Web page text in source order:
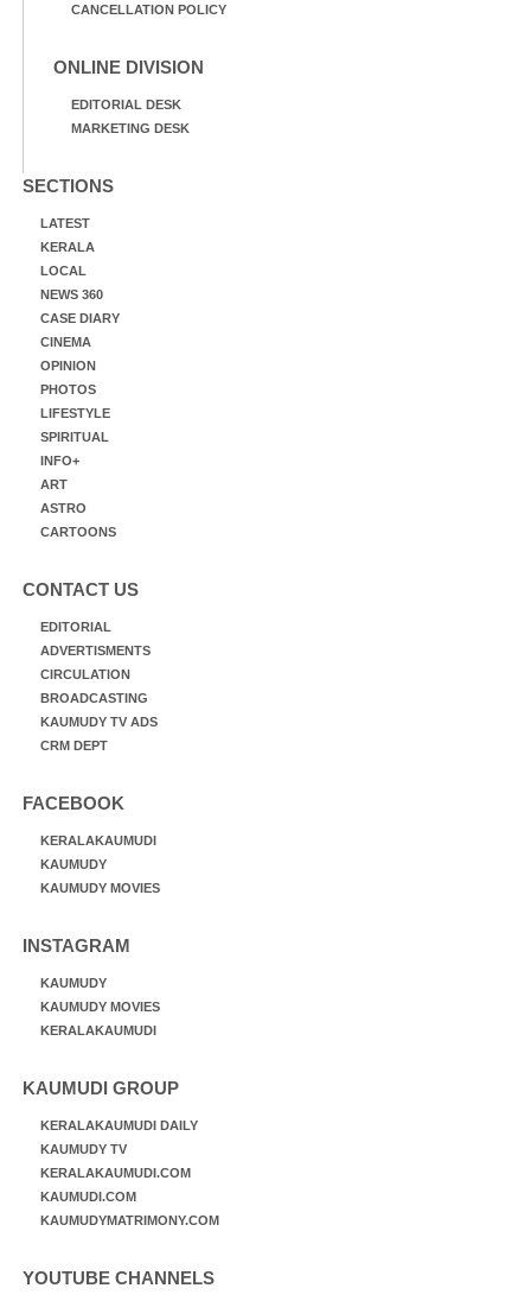
CANCELLATION POLICY
ONLINE DIVISION
EDITORIAL DESK
MARKETING DESK
SECTIONS
LATEST
KERALA
LOCAL
NEWS 360
CASE DIARY
CINEMA
OPINION
PHOTOS
LIFESTYLE
SPIRITUAL
INFO+
ART
ASTRO
CARTOONS
CONTACT US
EDITORIAL
ADVERTISMENTS
CIRCULATION
BROADCASTING
KAUMUDY TV ADS
CRM DEPT
FACEBOOK
KERALAKAUMUDI
KAUMUDY
KAUMUDY MOVIES
INSTAGRAM
KAUMUDY
KAUMUDY MOVIES
KERALAKAUMUDI
KAUMUDI GROUP
KERALAKAUMUDI DAILY
KAUMUDY TV
KERALAKAUMUDI.COM
KAUMUDI.COM
KAUMUDYMATRIMONY.COM
YOUTUBE CHANNELS